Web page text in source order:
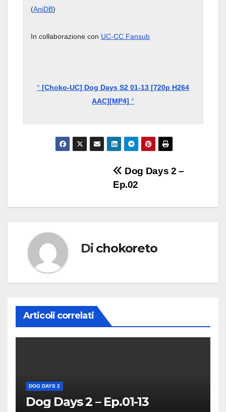
(AniDB)
In collaborazione con UC-CC Fansub
° [Choko-UC] Dog Days S2 01-13 [720p H264
AAC][MP4] °
Navigazione
Dog Days 2 –
Ep.02
Di chokoreto
Articoli correlati
DOG DAYS 2
Dog Days 2 – Ep.01-13